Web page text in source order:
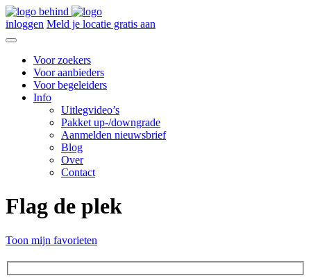
inloggen Meld je locatie gratis aan
Voor zoekers
Voor aanbieders
Voor begeleiders
Info
Uitlegvideo’s
Pakket up-/downgrade
Aanmelden nieuwsbrief
Blog
Over
Contact
Flag de plek
Toon mijn favorieten